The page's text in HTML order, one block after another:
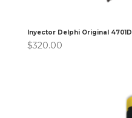
Inyector Delphi Original 4701D
$320.00